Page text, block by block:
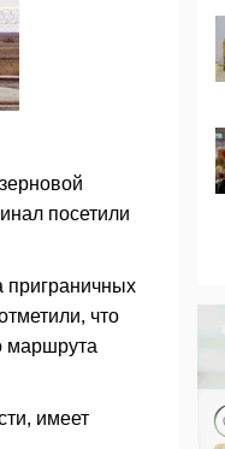
посетили
приграничных
что
маршрута
имеет